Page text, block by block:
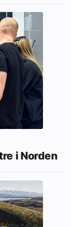
i Norden